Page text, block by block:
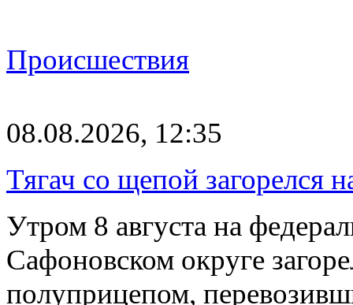
Происшествия
08.08.2026, 12:35
Тягач со щепой загорелся
Утром 8 августа на
Сафоновском округе
полуприцепом,